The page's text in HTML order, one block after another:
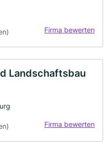
Firma bewerten
Landschaftsbau
Firma bewerten